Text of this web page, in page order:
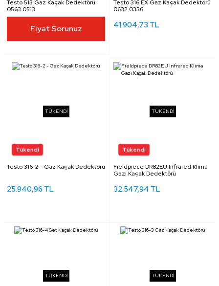
Testo 513 Gaz Kaçak Dedektörü
0563 0513
Fiyat Sorunuz
Testo 316 EX Gaz Kaçak Dedektörü
0632 0336
41.904,73 TL
TÜKENDİ
Testo 316-2 - Gaz Kaçak Dedektörü
25.940,96 TL
TÜKENDİ
Fieldpiece DR82EU Infrared Klima
Gazı Kaçak Dedektörü
32.547,94 TL
TÜKENDİ TÜKENDİ